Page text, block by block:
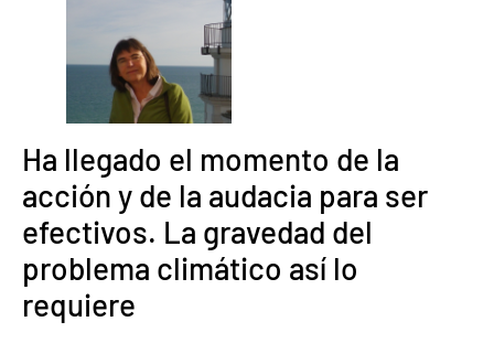
Ha llegado el momento de la
acción y de la audacia para ser
efectivos. La gravedad del
problema climático así lo
requiere